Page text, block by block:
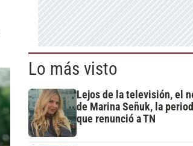
Lo más visto
Lejos de la televisión, el
de Marina Señuk, la
que renunció a TN